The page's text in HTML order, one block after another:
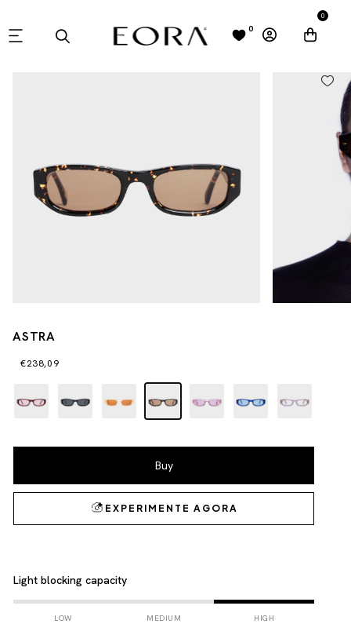
0
0
ASTRA
€238,09
Light blocking capacity
LOW MEDIUM HIGH